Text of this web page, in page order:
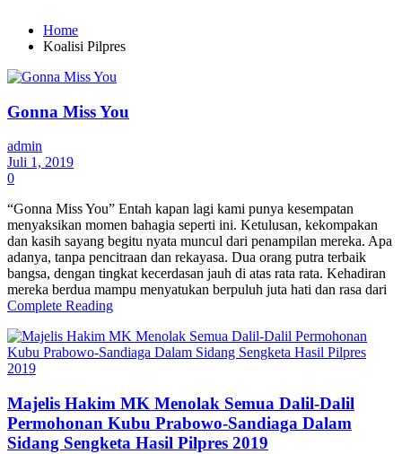
Home
Koalisi Pilpres
Gonna Miss You
admin
Juli 1, 2019
0
“Gonna Miss You” Entah kapan lagi kami punya kesempatan
menyaksikan momen bahagia seperti ini. Ketulusan, kekompakan
dan kasih sayang begitu nyata muncul dari penampilan mereka. Apa
adanya, tanpa pencitraan dan rekayasa. Dua orang putra terbaik
bangsa, dengan tingkat kecerdasan jauh di atas rata rata. Kehadiran
mereka berdua mampu menyatukan berpuluh juta hati dan rasa dari
Complete Reading
Majelis Hakim MK Menolak Semua Dalil-Dalil
Permohonan Kubu Prabowo-Sandiaga Dalam
Sidang Sengketa Hasil Pilpres 2019